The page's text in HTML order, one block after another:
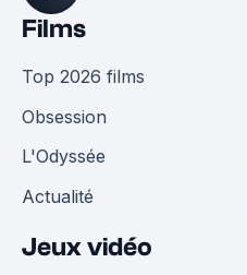
Films
Top 2026 films
Obsession
L'Odyssée
Actualité
Jeux vidéo